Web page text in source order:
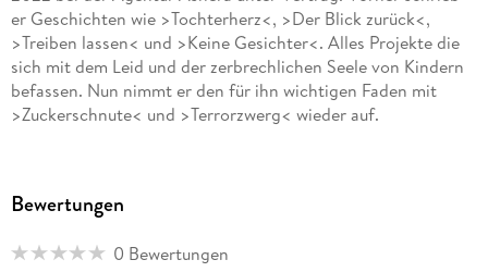
er Geschichten wie >Tochterherz<, >Der Blick zurück<,
>Treiben lassen< und >Keine Gesichter<. Alles Projekte die
sich mit dem Leid und der zerbrechlichen Seele von Kindern
befassen. Nun nimmt er den für ihn wichtigen Faden mit
>Zuckerschnute< und >Terrorzwerg< wieder auf.
Bewertungen
0 Bewertungen